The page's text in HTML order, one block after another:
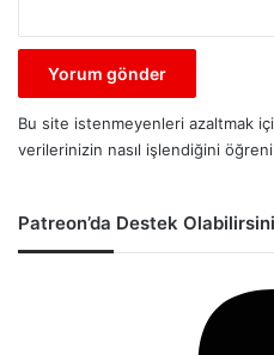
Bu site istenmeyenleri azaltmak
verilerinizin nasıl işlendiğini
Patreon’da Destek